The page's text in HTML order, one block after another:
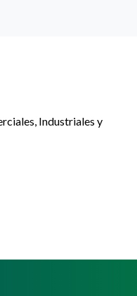
Industriales y